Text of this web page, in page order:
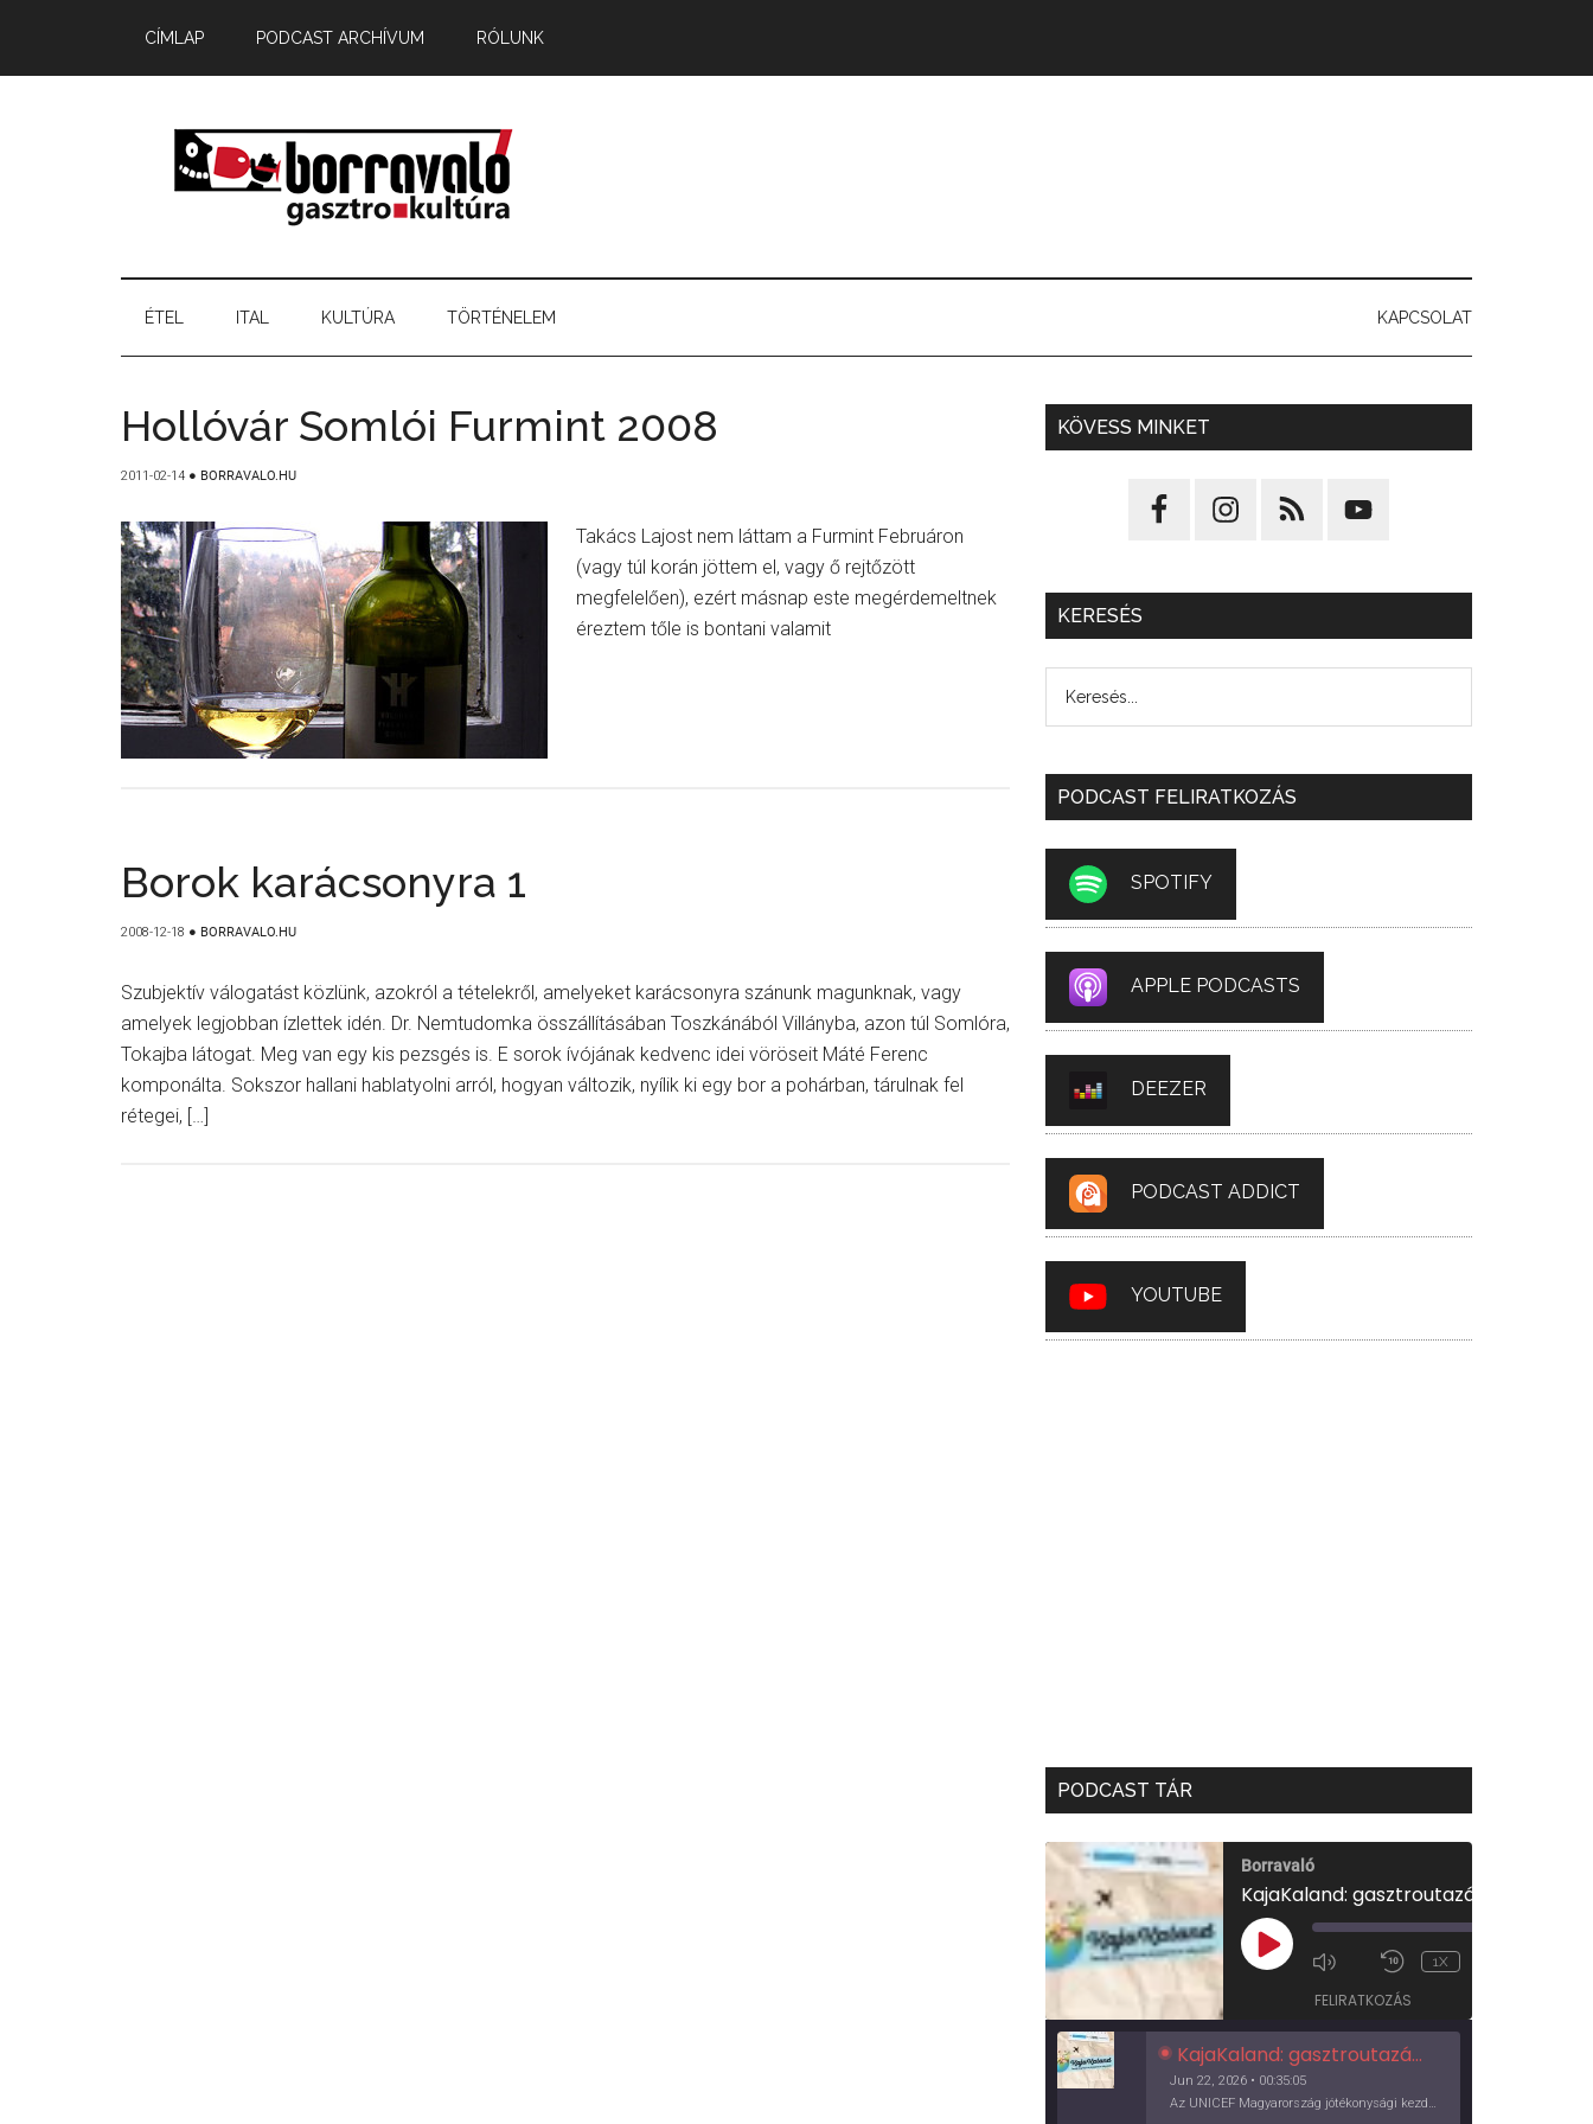
CÍMLAP PODCAST ARCHÍVUM RÓLUNK
ÉTEL ITAL KULTÚRA TÖRTÉNELEM KAPCSOLAT
Hollóvár Somlói Furmint 2008
2011-02-14 ● BORRAVALO.HU
Takács Lajost nem láttam a Furmint Februáron
(vagy túl korán jöttem el, vagy ő rejtőzött
megfelelően), ezért másnap este megérdemeltnek
éreztem tőle is bontani valamit
Borok karácsonyra 1
2008-12-18 ● BORRAVALO.HU
Szubjektív válogatást közlünk, azokról a tételekről, amelyeket karácsonyra szánunk magunknak, vagy
amelyek legjobban ízlettek idén. Dr. Nemtudomka összállításában Toszkánából Villányba, azon túl Somlóra,
Tokajba látogat. Meg van egy kis pezsgés is. E sorok ívójának kedvenc idei vöröseit Máté Ferenc
komponálta. Sokszor hallani hablatyolni arról, hogyan változik, nyílik ki egy bor a pohárban, tárulnak fel
rétegei, […]
KÖVESS MINKET
KERESÉS
PODCAST FELIRATKOZÁS
SPOTIFY
APPLE PODCASTS
DEEZER
PODCAST ADDICT
YOUTUBE
PODCAST TÁR
Borravaló
PLAY
EPISODE
1X
FELIRATKOZÁS
KajaKaland: gasztroutazás a föld körül
Jun 22, 2026 • 00:35:05
Az UNICEF Magyarország jótékonysági kezdeményezése izgalmas, egész éves világkörüli ízutazásra hív, igazi családi program és gasztroedukáció, illetve segítség a rászorulóknak is egyben.